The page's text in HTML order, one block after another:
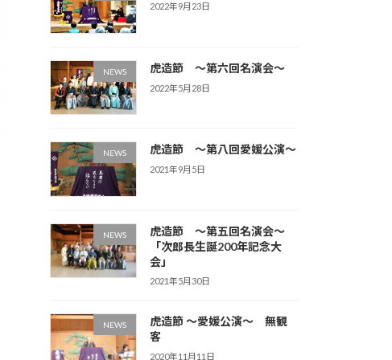
2022年9月23日
NEWS 虎造節 ～第六回名演会～
2022年5月28日
NEWS 虎造節 ～第八回愛媛公演～
2021年9月5日
NEWS
虎造節 ～第五回名演会～
「次郎長生誕200年記念大
会」
2021年5月30日
NEWS
虎造節 ～愛媛公演～ 無観
客
2020年11月11日